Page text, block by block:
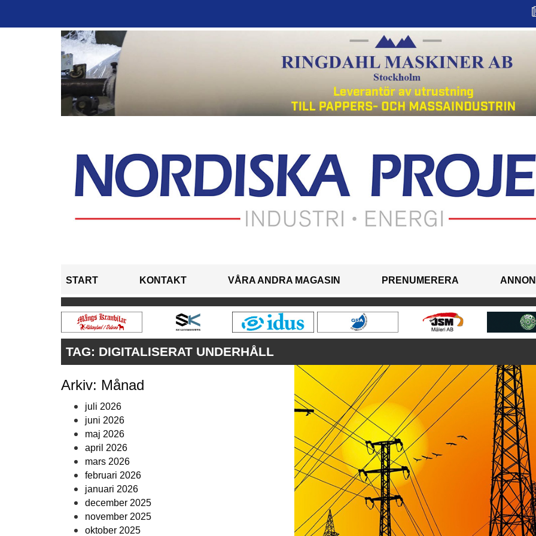
START KONTAKT VÅRA ANDRA MAGASIN PRENUMERERA
TAG: DIGITALISERAT UNDERHÅLL
Arkiv: Månad
juli 2026
juni 2026
maj 2026
april 2026
mars 2026
februari 2026
januari 2026
december 2025
november 2025
oktober 2025